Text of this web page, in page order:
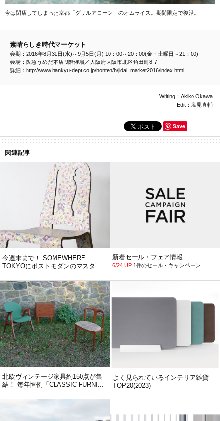
今は閉店してしまった京都「グリルアローン」のオムライス。期間限定で復活。
素晴らしき時代マーケット
会期：2016年8月31日(水)～9月5日(月) 10：00～20：00(金・土曜日～21：00)
会場：阪急うめだ本店 9階催場／大阪府大阪市北区角田町8-7
詳細：http://www.hankyu-dept.co.jp/honten/h/jidai_market2016/index.html
Writing：Akiko Okawa
Edit：塩見直輔
Save
関連記事
新着セール・フェア情報
6/24 UP 1件のセール・キャンペーン
今週末まで！ SOMEWHERE
TOKYOにポストモダンのマスタ...
北欧ヴィンテージ家具約150点が集
結！ 毎年恒例「CLASSIC FURNI...
よく見られているインテリア雑貨
TOP20(2023)